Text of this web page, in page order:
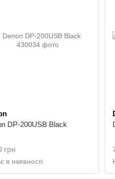
DP-200USB Black
грн
в наявності